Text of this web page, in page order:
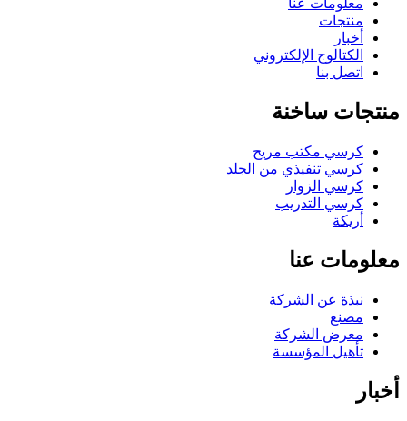
معلومات عنا
منتجات
أخبار
الكتالوج الإلكتروني
اتصل بنا
منتجات ساخنة
كرسي مكتب مريح
كرسي تنفيذي من الجلد
كرسي الزوار
كرسي التدريب
أريكة
معلومات عنا
نبذة عن الشركة
مصنع
معرض الشركة
تأهيل المؤسسة
أخبار